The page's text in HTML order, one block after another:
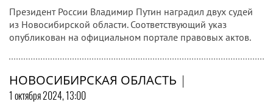
Президент России Владимир Путин наградил двух судей
из Новосибирской области. Соответствующий указ
опубликован на официальном портале правовых актов.
НОВОСИБИРСКАЯ ОБЛАСТЬ |
1 октября 2024, 13:00